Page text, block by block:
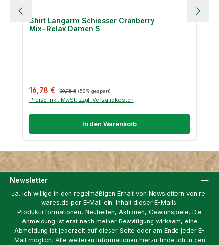
Shirt Langarm Schiesser Cranberry
Mix+Relax Damen S
Verkaufspreis:
16,78 € 39,95 € (58% gespart)
Preise inkl. MwSt. zzgl. Versandkosten
In den Warenkorb
Newsletter
Ja, ich willige in den regelmäßigen Erhalt von Newslettern von re-
wares.de per E-Mail ein. Inhalt dieser E-Mails:
Produktinformationen, Neuheiten, Aktionen, Gewinnspiele. Die
Anmeldung ist erst nach meiner Bestätigung wirksam, eine
Abmeldung ist jederzeit auf dieser Seite oder am Ende jeder E-
Mail möglich. Alle weiteren Informationen hierzu finde ich in den